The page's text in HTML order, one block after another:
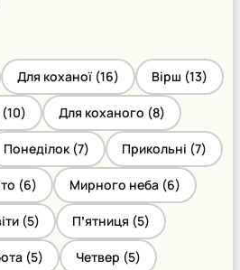
Для коханої (16) Вірш (13)
(10) Для коханого (8)
Понеділок (7) Прикольні (7)
(6) Мирного неба (6)
(5) Пʼятниця (5)
(5) Четвер (5)